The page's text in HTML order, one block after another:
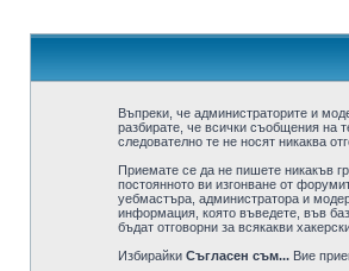
Въпреки, че администраторите и
разбирате, че всички съобщения на
следователно те не носят никаква
Приемате се да не пишете никакъв
постоянното ви изгонване от
уебмастъра, администратора и
информация, която въведете, във
бъдат отговорни за всякакви
Избирайки Съгласен съм...Вие